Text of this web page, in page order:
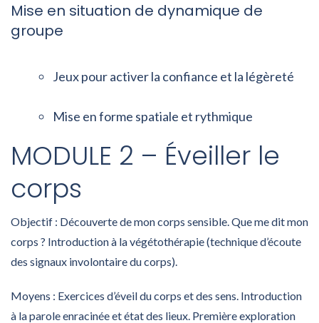
Mise en situation de dynamique de
groupe
Jeux pour activer la confiance et la légèreté
Mise en forme spatiale et rythmique
MODULE 2 – Éveiller le
corps
Objectif : Découverte de mon corps sensible. Que me dit mon
corps ? Introduction à la végétothérapie (technique d’écoute
des signaux involontaire du corps).
Moyens : Exercices d’éveil du corps et des sens. Introduction
à la parole enracinée et état des lieux. Première exploration